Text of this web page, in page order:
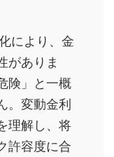
により、金
がありま
険」と一概
。変動金利
理解し、将
許容度に合